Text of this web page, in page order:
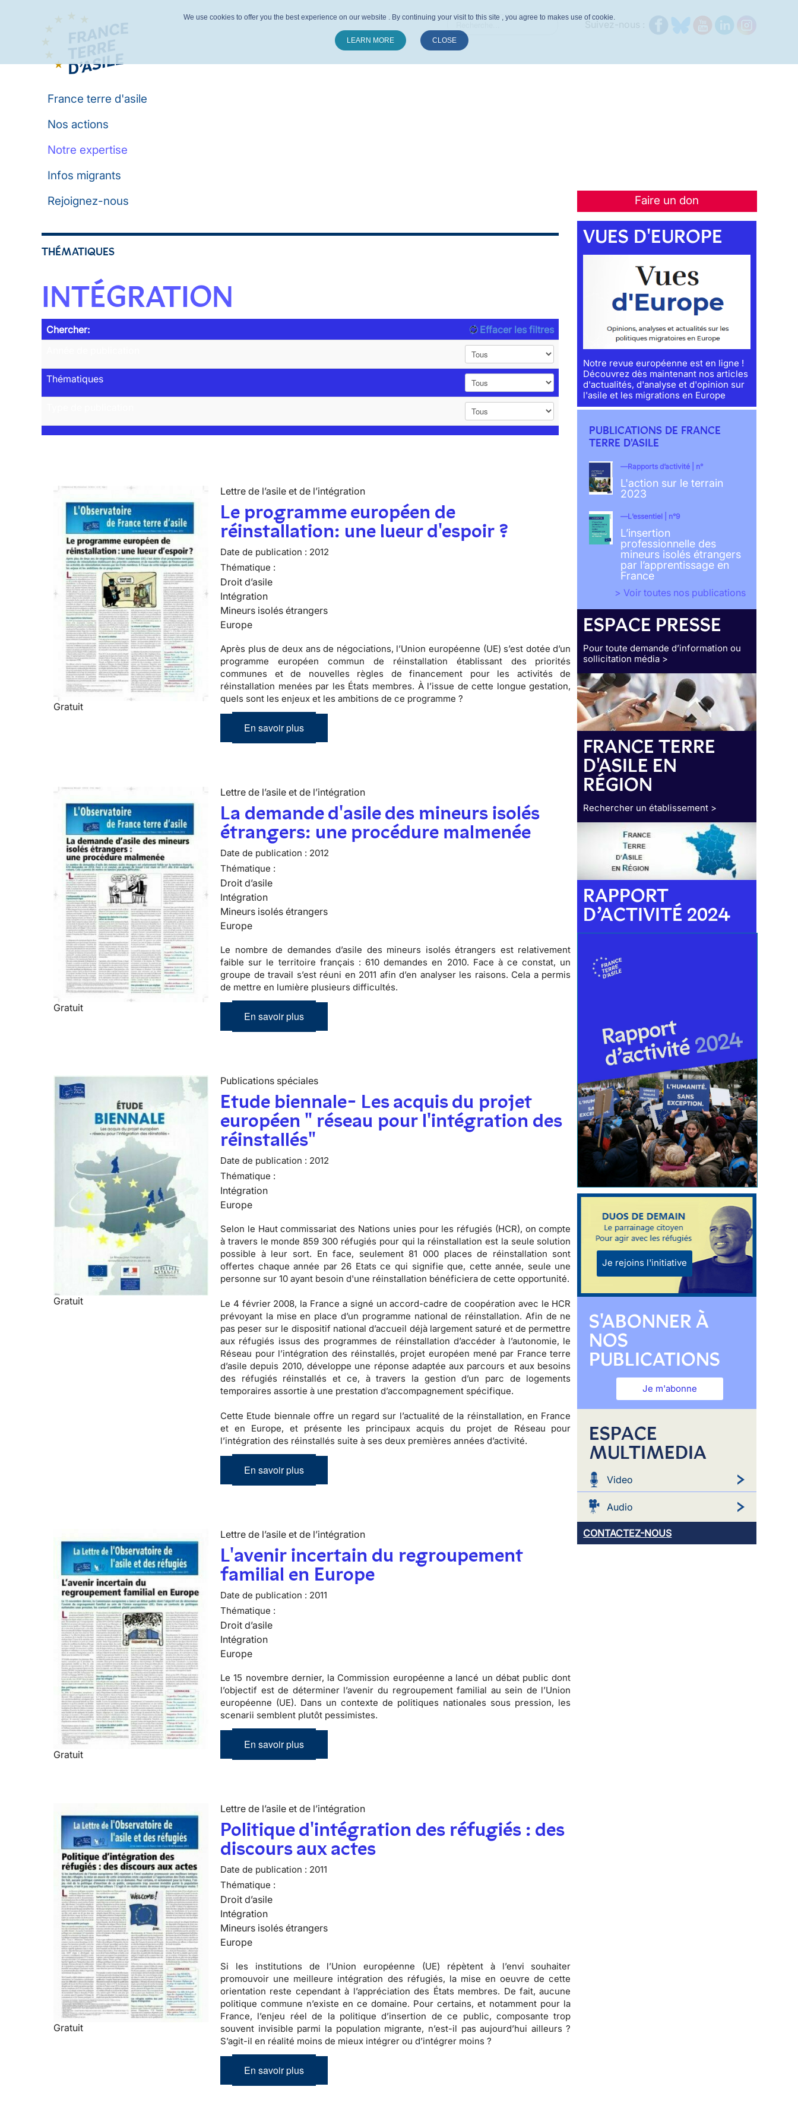
France terre d'asile
Nos actions
Notre expertise
Infos migrants
Faire un don
Rejoignez-nous
THÉMATIQUES
INTÉGRATION
Chercher:
Effacer les filtres
Thématiques
Gratuit
Lettre de l’asile et de l’intégration
Le programme européen de
réinstallation: une lueur d'espoir ?
Date de publication : 2012
Thématique :
Droit d’asile
Intégration
Mineurs isolés étrangers
Europe
Après plus de deux ans de négociations, l’Union européenne (UE) s’est dotée d’un
programme européen commun de réinstallation établissant des priorités
communes et de nouvelles règles de financement pour les activités de
réinstallation menées par les États membres. À l’issue de cette longue gestation,
quels sont les enjeux et les ambitions de ce programme ?
En savoir plus
Gratuit
Lettre de l’asile et de l’intégration
La demande d'asile des mineurs isolés
étrangers: une procédure malmenée
Date de publication : 2012
Thématique :
Droit d’asile
Intégration
Mineurs isolés étrangers
Europe
Le nombre de demandes d’asile des mineurs isolés étrangers est relativement
faible sur le territoire français : 610 demandes en 2010. Face à ce constat, un
groupe de travail s’est réuni en 2011 afin d’en analyser les raisons. Cela a permis
de mettre en lumière plusieurs difficultés.
En savoir plus
Gratuit
Publications spéciales
Etude biennale- Les acquis du projet
européen " réseau pour l'intégration des
réinstallés"
Date de publication : 2012
Thématique :
Intégration
Europe
Selon le Haut commissariat des Nations unies pour les réfugiés (HCR), on compte
à travers le monde 859 300 réfugiés pour qui la réinstallation est la seule solution
possible à leur sort. En face, seulement 81 000 places de réinstallation sont
offertes chaque année par 26 Etats ce qui signifie que, cette année, seule une
personne sur 10 ayant besoin d'une réinstallation bénéficiera de cette opportunité.
Le 4 février 2008, la France a signé un accord-cadre de coopération avec le HCR
prévoyant la mise en place d’un programme national de réinstallation. Afin de ne
pas peser sur le dispositif national d’accueil déjà largement saturé et de permettre
aux réfugiés issus des programmes de réinstallation d’accéder à l’autonomie, le
Réseau pour l’intégration des réinstallés, projet européen mené par France terre
d’asile depuis 2010, développe une réponse adaptée aux parcours et aux besoins
des réfugiés réinstallés et ce, à travers la gestion d’un parc de logements
temporaires assortie à une prestation d’accompagnement spécifique.
Cette Etude biennale offre un regard sur l’actualité de la réinstallation, en France
et en Europe, et présente les principaux acquis du projet de Réseau pour
l’intégration des réinstallés suite à ses deux premières années d’activité.
En savoir plus
Gratuit
Lettre de l’asile et de l’intégration
L'avenir incertain du regroupement
familial en Europe
Date de publication : 2011
Thématique :
Droit d’asile
Intégration
Europe
Le 15 novembre dernier, la Commission européenne a lancé un débat public dont
l’objectif est de déterminer l’avenir du regroupement familial au sein de l’Union
européenne (UE). Dans un contexte de politiques nationales sous pression, les
scenarii semblent plutôt pessimistes.
En savoir plus
Gratuit
Lettre de l’asile et de l’intégration
Politique d'intégration des réfugiés : des
discours aux actes
Date de publication : 2011
Thématique :
Droit d’asile
Intégration
Mineurs isolés étrangers
Europe
Si les institutions de l’Union européenne (UE) répètent à l’envi souhaiter
promouvoir une meilleure intégration des réfugiés, la mise en oeuvre de cette
orientation reste cependant à l’appréciation des États membres. De fait,aucune
politique commune n’existe en ce domaine. Pour certains, et notamment pour la
France, l’enjeu réel de la politique d’insertion de ce public, composante trop
souvent invisible parmi la population migrante, n’est-il pas aujourd’hui ailleurs ?
S’agit-il en réalité moins de mieux intégrer ou d’intégrer moins ?
En savoir plus
VUES D'EUROPE
Notre revue européenne est en ligne !
Découvrez dès maintenant nos articles
d'actualités, d'analyse et d'opinion sur
l'asile et les migrations en Europe
PUBLICATIONS DE FRANCE
TERRE D'ASILE
Rapports d’activité | n°
L'action sur le terrain
2023
L’essentiel | n°9
L’insertion
professionnelle des
mineurs isolés étrangers
par l’apprentissage en
France
> Voir toutes nos publications
ESPACE PRESSE
Pour toute demande d’information ou
sollicitation média >
FRANCE TERRE
D'ASILE EN
RÉGION
Rechercher un établissement >
RAPPORT
D’ACTIVITÉ 2024
Je rejoins l'initiative
S'ABONNER À
NOS
PUBLICATIONS
Je m'abonne
ESPACE
MULTIMEDIA
Video
Audio
CONTACTEZ-NOUS
We use cookies to offer you the best experience on our website . By continuing your visit to this site , you agree to makes use of cookie.
LEARN MORE CLOSE